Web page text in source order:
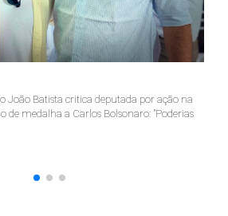
João Batista critica deputada por ação na
de medalha a Carlos Bolsonaro: "Poderias